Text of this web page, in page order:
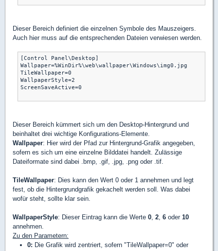
Dieser Bereich definiert die einzelnen Symbole des Mauszeigers.
Auch hier muss auf die entsprechenden Dateien verwiesen werden.
[Control Panel\Desktop]
Wallpaper=%WinDir%\web\wallpaper\Windows\img0.jpg
TileWallpaper=0
WallpaperStyle=2
ScreenSaveActive=0
Dieser Bereich kümmert sich um den Desktop-Hintergrund und
beinhaltet drei wichtige Konfigurations-Elemente.
Wallpaper: Hier wird der Pfad zur Hintergrund-Grafik angegeben,
sofern es sich um eine einzelne Bilddatei handelt. Zulässige
Dateiformate sind dabei .bmp, .gif, .jpg, .png oder .tif.
TileWallpaper: Dies kann den Wert 0 oder 1 annehmen und legt
fest, ob die Hintergrundgrafik gekachelt werden soll. Was dabei
wofür steht, sollte klar sein.
WallpaperStyle: Dieser Eintrag kann die Werte 0, 2, 6 oder 10
annehmen.
Zu den Parametern:
0: Die Grafik wird zentriert, sofern "TileWallpaper=0" oder